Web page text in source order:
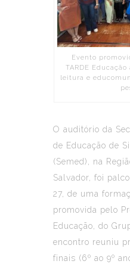
Evento
TARDE
leitura e
O auditório da
de Educação de
(Semed), na
Salvador, foi
27, de uma
promovida pelo
Educação, do
encontro reuniu
finais (6º ao 9º